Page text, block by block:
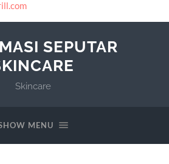
SEPUTAR
Skincare
MENU